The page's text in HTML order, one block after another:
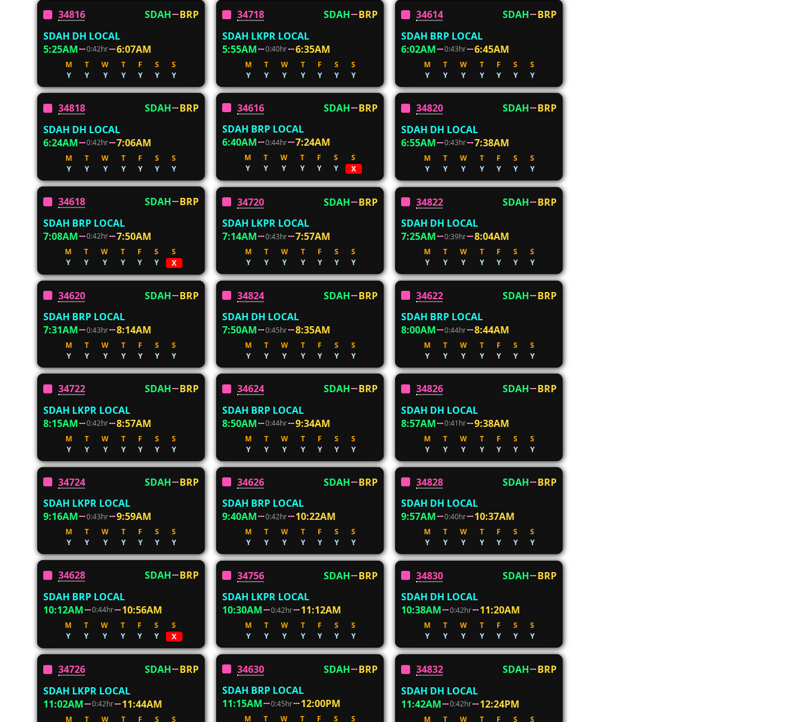
34816 SDAH
BRP
SDAH DH LOCAL
5:25AM
0:42hr 6:07AM
M T W T F S
S
Y
Y Y Y Y Y Y
34718 SDAH
BRP
SDAH LKPR LOCAL
5:55AM
0:40hr 6:35AM
M T W T F S
S
Y
Y Y Y Y Y Y
34614 SDAH
BRP
SDAH BRP LOCAL
6:02AM
0:43hr 6:45AM
M T W T F S
S
Y
Y Y Y Y Y Y
34818 SDAH
BRP
SDAH DH LOCAL
6:24AM
0:42hr 7:06AM
M T W T F S
S
Y
Y Y Y Y Y Y
34616 SDAH
BRP
SDAH BRP LOCAL
6:40AM
0:44hr 7:24AM
M T W T F S
S
Y
Y Y Y Y Y X
34820 SDAH
BRP
SDAH DH LOCAL
6:55AM
0:43hr 7:38AM
M T W T F S
S
Y
Y Y Y Y Y Y
34618 SDAH
BRP
SDAH BRP LOCAL
7:08AM
0:42hr 7:50AM
M T W T F S
S
Y
Y Y Y Y Y X
34720 SDAH
BRP
SDAH LKPR LOCAL
7:14AM
0:43hr 7:57AM
M T W T F S
S
Y
Y Y Y Y Y Y
34822 SDAH
BRP
SDAH DH LOCAL
7:25AM
0:39hr 8:04AM
M T W T F S
S
Y
Y Y Y Y Y Y
34620 SDAH
BRP
SDAH BRP LOCAL
7:31AM
0:43hr 8:14AM
M T W T F S
S
Y
Y Y Y Y Y Y
34824 SDAH
BRP
SDAH DH LOCAL
7:50AM
0:45hr 8:35AM
M T W T F S
S
Y
Y Y Y Y Y Y
34622 SDAH
BRP
SDAH BRP LOCAL
8:00AM
0:44hr 8:44AM
M T W T F S
S
Y
Y Y Y Y Y Y
34722 SDAH
BRP
SDAH LKPR LOCAL
8:15AM
0:42hr 8:57AM
M T W T F S
S
Y
Y Y Y Y Y Y
34624 SDAH
BRP
SDAH BRP LOCAL
8:50AM
0:44hr 9:34AM
M T W T F S
S
Y
Y Y Y Y Y Y
34826 SDAH
BRP
SDAH DH LOCAL
8:57AM
0:41hr 9:38AM
M T W T F S
S
Y
Y Y Y Y Y Y
34724 SDAH
BRP
SDAH LKPR LOCAL
9:16AM
0:43hr 9:59AM
M T W T F S
S
Y
Y Y Y Y Y Y
34626 SDAH
BRP
SDAH BRP LOCAL
9:40AM
0:42hr 10:22AM
M T W T F S
S
Y
Y Y Y Y Y Y
34828 SDAH
BRP
SDAH DH LOCAL
9:57AM
0:40hr 10:37AM
M T W T F S
S
Y
Y Y Y Y Y Y
34628 SDAH
BRP
SDAH BRP LOCAL
10:12AM
0:44hr 10:56AM
M T W T F S
S
Y
Y Y Y Y Y X
34756 SDAH
BRP
SDAH LKPR LOCAL
10:30AM
0:42hr 11:12AM
M T W T F S
S
Y
Y Y Y Y Y Y
34830 SDAH
BRP
SDAH DH LOCAL
10:38AM
0:42hr 11:20AM
M T W T F S
S
Y
Y Y Y Y Y Y
34726 SDAH
BRP
SDAH LKPR LOCAL
11:02AM
0:42hr 11:44AM
M T W T F S
S
34630 SDAH
BRP
SDAH BRP LOCAL
11:15AM
0:45hr 12:00PM
M T W T F S
S
34832 SDAH
BRP
SDAH DH LOCAL
11:42AM
0:42hr 12:24PM
M T W T F S
S